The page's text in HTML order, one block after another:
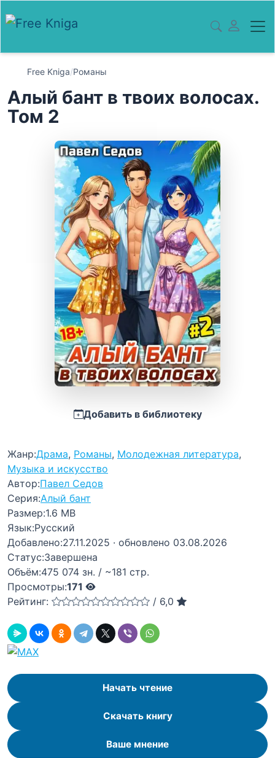
Free Kniga/Романы
Алый бант в твоих волосах.
Том 2
Добавить в библиотеку
Жанр:Драма, Романы, Молодежная литература,
Музыка и искусство
Автор:Павел Седов
Серия:Алый бант
Размер:1.6 MB
Язык:Русский
Добавлено:27.11.2025 · обновлено 03.08.2026
Статус:Завершена
Объём:475 074 зн. / ~181 стр.
Просмотры:171
Рейтинг:
/ 6,0
Начать чтение
Скачать книгу
Ваше мнение